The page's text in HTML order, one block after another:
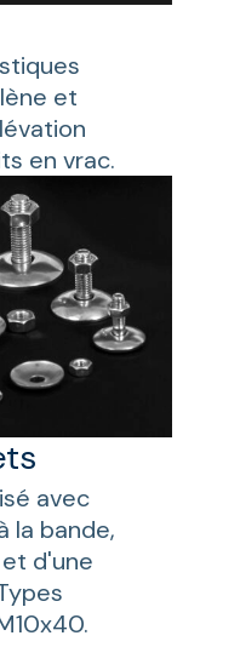
et
en vrac.
avec
la bande,
d'une